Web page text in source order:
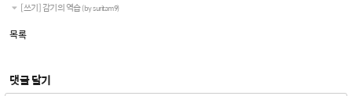
[쓰기] 감기의 역습(by suritam9)
목록
댓글 달기